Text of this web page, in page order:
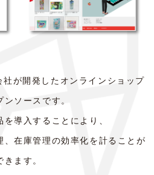
が開発したオンラインショップ
ンソースです。
導入することにより、
、在庫管理の効率化を計ることが
きます。